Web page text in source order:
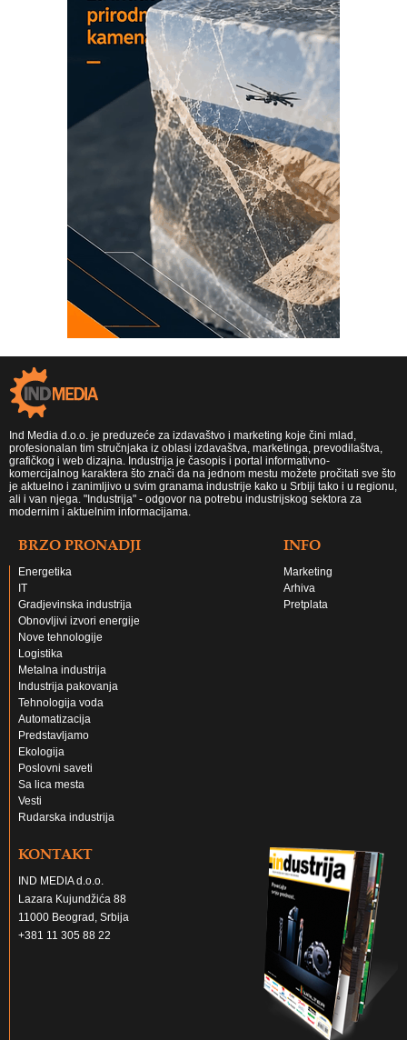
Ind Media d.o.o. je preduzeće za izdavaštvo i marketing koje čini mlad,
profesionalan tim stručnjaka iz oblasi izdavaštva, marketinga, prevodilaštva,
grafičkog i web dizajna. Industrija je časopis i portal informativno-
komercijalnog karaktera što znači da na jednom mestu možete pročitati sve što
je aktuelno i zanimljivo u svim granama industrije kako u Srbiji tako i u regionu,
ali i van njega. "Industrija" - odgovor na potrebu industrijskog sektora za
modernim i aktuelnim informacijama.
BRZO PRONADJI
Energetika
IT
Gradjevinska industrija
Obnovljivi izvori energije
Nove tehnologije
Logistika
Metalna industrija
Industrija pakovanja
Tehnologija voda
Automatizacija
Predstavljamo
Ekologija
Poslovni saveti
Sa lica mesta
Vesti
Rudarska industrija
INFO
Marketing
Arhiva
Pretplata
KONTAKT
IND MEDIA d.o.o.
Lazara Kujundžića 88
11000 Beograd, Srbija
+381 11 305 88 22